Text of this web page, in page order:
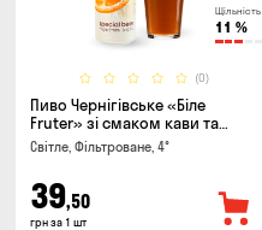
Щільність
11 %
(0)
Пиво Чернігівське «Біле
Fruter» зі смаком кави та
апельсину 0.5л
Світле, Фільтроване, 4°
39,50
грн за 1 шт